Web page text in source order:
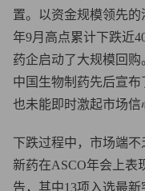
置。以资金规模领先
年9月高点累计下跌近
药企启动了大规模回购
中国生物制药先后宣
也未能即时激起市场信
下跌过程中，市场端
新药在ASCO年会上表
告，其中13项入选最